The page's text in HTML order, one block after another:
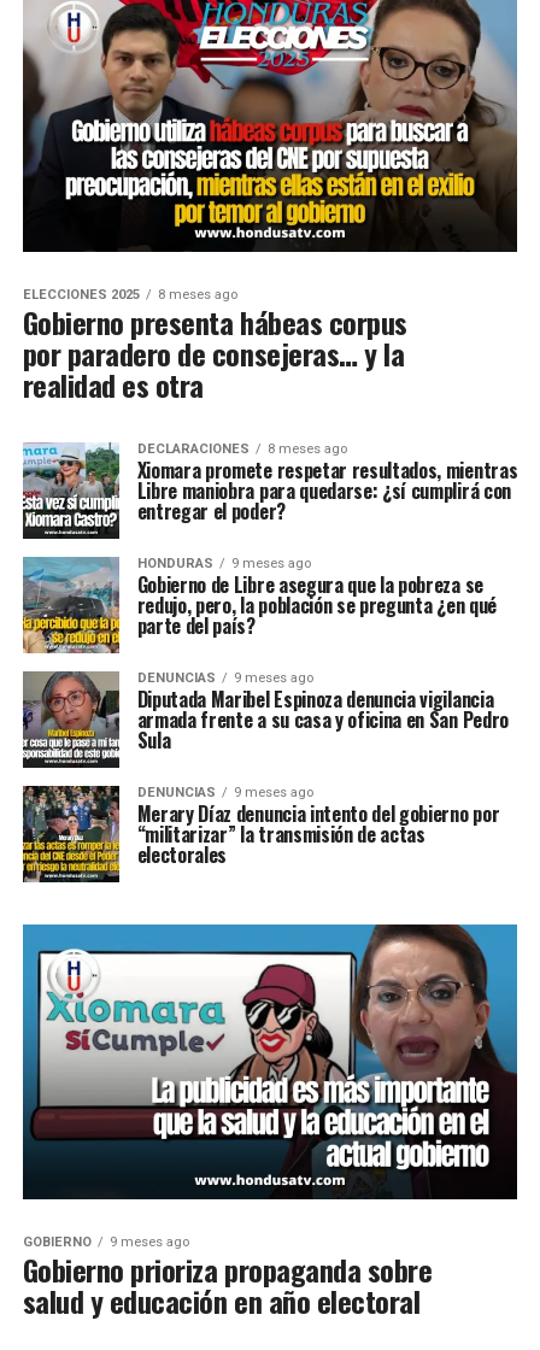
ELECCIONES 2025 8 meses ago
Gobierno presenta hábeas corpus
por paradero de consejeras… y la
realidad es otra
DECLARACIONES 8 meses ago
Xiomara promete respetar resultados, mientras
Libre maniobra para quedarse: ¿sí cumplirá con
entregar el poder?
HONDURAS 9 meses ago
Gobierno de Libre asegura que la pobreza se
redujo, pero, la población se pregunta ¿en qué
parte del país?
DENUNCIAS 9 meses ago
Diputada Maribel Espinoza denuncia vigilancia
armada frente a su casa y oficina en San Pedro
Sula
DENUNCIAS 9 meses ago
Merary Díaz denuncia intento del gobierno por
“militarizar” la transmisión de actas
electorales
GOBIERNO 9 meses ago
Gobierno prioriza propaganda sobre
salud y educación en año electoral